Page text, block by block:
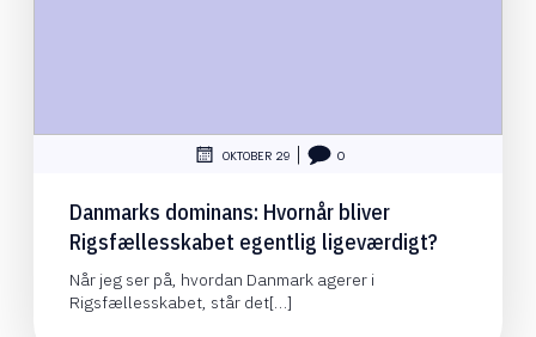
OKTOBER 29 0
Danmarks dominans: Hvornår bliver
Rigsfællesskabet egentlig ligeværdigt?
Når jeg ser på, hvordan Danmark agerer i
Rigsfællesskabet, står det[…]